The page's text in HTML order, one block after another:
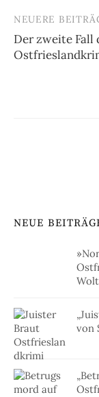
NEUERE
Der zweite Fall
NEUE
von